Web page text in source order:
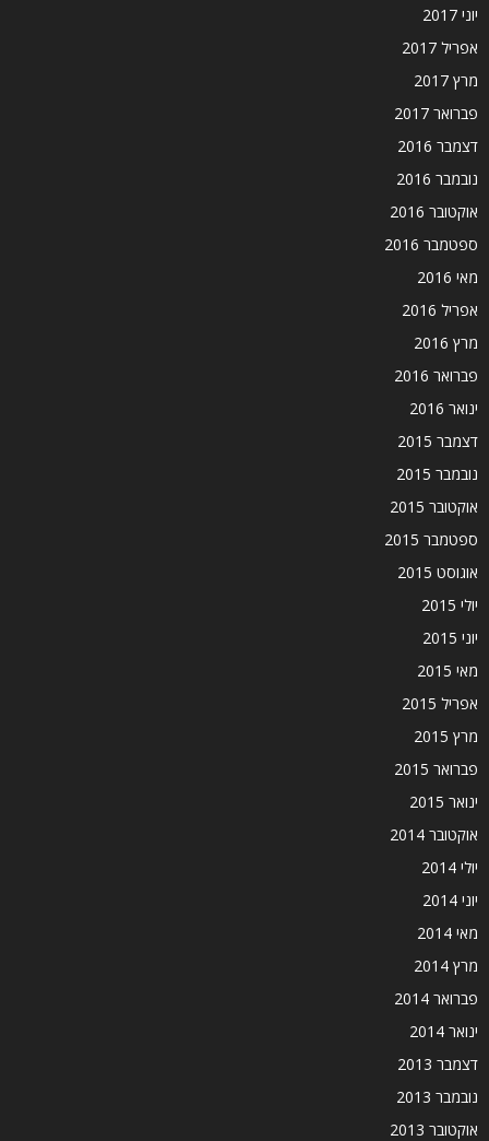
יוני 2017
אפריל 2017
מרץ 2017
פברואר 2017
דצמבר 2016
נובמבר 2016
אוקטובר 2016
ספטמבר 2016
מאי 2016
אפריל 2016
מרץ 2016
פברואר 2016
ינואר 2016
דצמבר 2015
נובמבר 2015
אוקטובר 2015
ספטמבר 2015
אוגוסט 2015
יולי 2015
יוני 2015
מאי 2015
אפריל 2015
מרץ 2015
פברואר 2015
ינואר 2015
אוקטובר 2014
יולי 2014
יוני 2014
מאי 2014
מרץ 2014
פברואר 2014
ינואר 2014
דצמבר 2013
נובמבר 2013
אוקטובר 2013